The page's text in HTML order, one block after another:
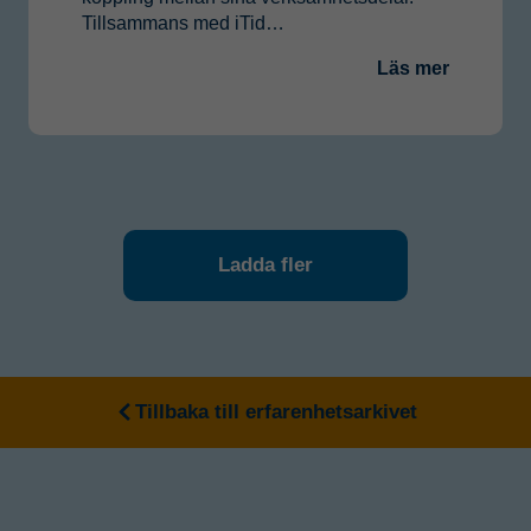
Tillsammans med iTid…
Läs mer
Ladda fler
Tillbaka till erfarenhetsarkivet